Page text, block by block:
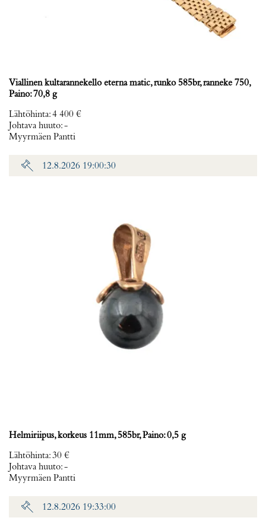
Viallinen kultarannekello eterna matic, runko 585br, ranneke 750,
Paino: 70,8 g
Lähtöhinta:4 400 €
Johtava huuto:-
Myyrmäen Pantti
12.8.2026 19:00:30
Helmiriipus, korkeus 11mm, 585br, Paino: 0,5 g
Lähtöhinta:30 €
Johtava huuto:-
Myyrmäen Pantti
12.8.2026 19:33:00